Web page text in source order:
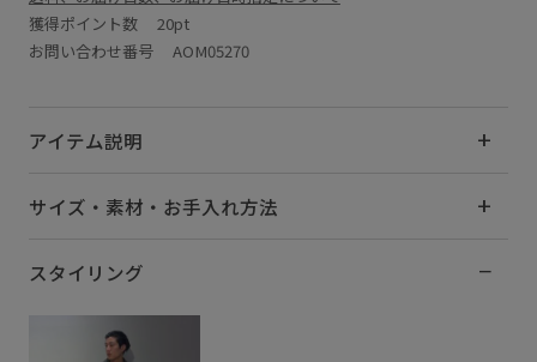
獲得ポイント数 20pt
お問い合わせ番号 AOM05270
アイテム説明
サイズ・素材・お手入れ方法
スタイリング